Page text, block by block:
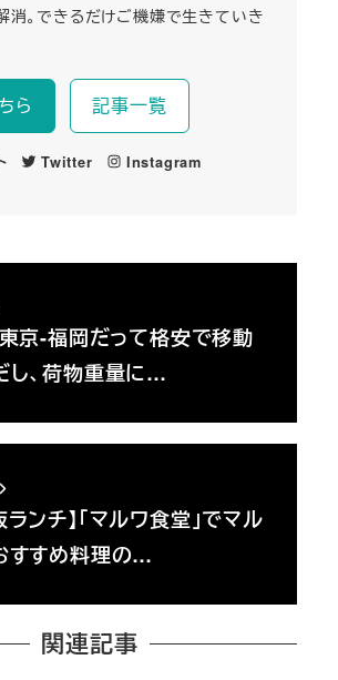
消。できるだけご機嫌で生きていき
ら 記事一覧
Twitter Instagram
京-福岡だって格安で移動
し、荷物重量に…
ランチ】「マルワ食堂」でマル
すすめ料理の…
関連記事